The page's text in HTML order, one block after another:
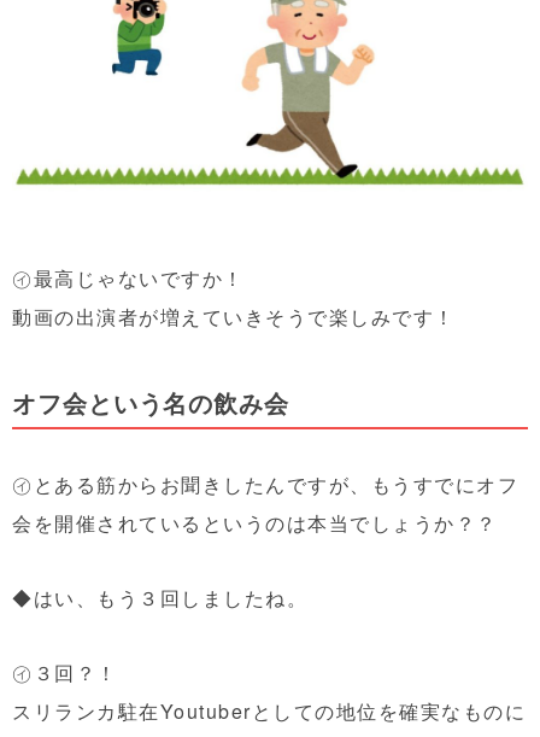
㋑最高じゃないですか！
動画の出演者が増えていきそうで楽しみです！
オフ会という名の飲み会
㋑とある筋からお聞きしたんですが、もうすでにオフ
会を開催されているというのは本当でしょうか？？
◆はい、もう３回しましたね。
㋑３回？！
スリランカ駐在Youtuberとしての地位を確実なものに